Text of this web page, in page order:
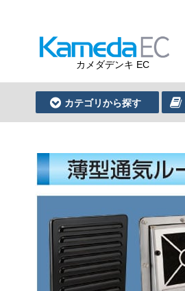
カメダデンキ EC
カテゴリから探す